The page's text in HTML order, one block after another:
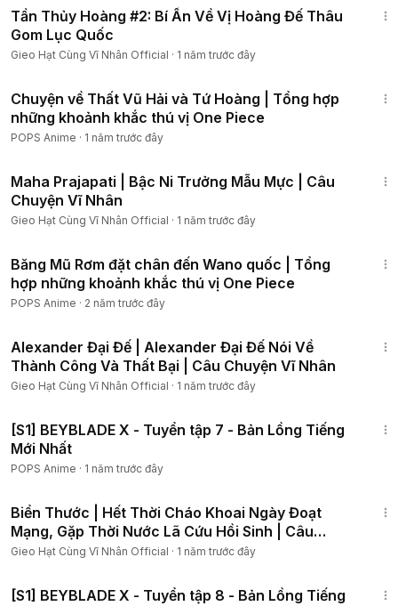
POPS Anime:https://bit.ly/2PKL4pN\n►Bad Luck:https://bit.l
y/3iH7unV\n►Trọn bộ Cánh Hoa Trôi Giữa Hoàng Triều:
s://bit.ly/37rtFwn\n►Conan Siêu Clip - Tổng hợp Thám tử
Hoạch Sống Còn Của Team Thầy Ba:
https://bit.ly/3yTAX6R
\n► Naruto trên POPS Anime:http://bit.ly/NarutoPOPSAnime
\n► Trọn bộ Naruto Shippuden:
Tần Thủy Hoàng #2: Bí Ẩn Về Vị Hoàng Đế Thâu
Gom Lục Quốc
Gieo Hạt Cùng Vĩ Nhân Official · 1 năm trước đây
Chuyện về Thất Vũ Hải và Tứ Hoàng | Tổng hợp
những khoảnh khắc thú vị One Piece
POPS Anime · 1 năm trước đây
Maha Prajapati | Bậc Ni Trưởng Mẫu Mực | Câu
Chuyện Vĩ Nhân
Gieo Hạt Cùng Vĩ Nhân Official · 1 năm trước đây
Băng Mũ Rơm đặt chân đến Wano quốc | Tổng
hợp những khoảnh khắc thú vị One Piece
POPS Anime · 2 năm trước đây
Alexander Đại Đế | Alexander Đại Đế Nói Về
Thành Công Và Thất Bại | Câu Chuyện Vĩ Nhân
Gieo Hạt Cùng Vĩ Nhân Official · 1 năm trước đây
[S1] BEYBLADE X - Tuyển tập 7 - Bản Lồng Tiếng
Mới Nhất
POPS Anime · 1 năm trước đây
Biển Thước | Hết Thời Cháo Khoai Ngày Đoạt
Mạng, Gặp Thời Nước Lã Cứu Hồi Sinh | Câu
Chuyện Vĩ Nhân
Gieo Hạt Cùng Vĩ Nhân Official · 1 năm trước đây
[S1] BEYBLADE X - Tuyển tập 8 - Bản Lồng Tiếng